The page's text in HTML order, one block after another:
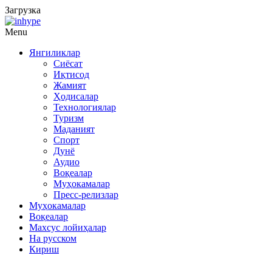
Загрузка
Menu
Янгиликлар
Сиёсат
Иқтисод
Жамият
Ҳодисалар
Технологиялар
Туризм
Маданият
Спорт
Дунё
Аудио
Воқеалар
Муҳокамалар
Пресс-релизлар
Муҳокамалар
Воқеалар
Махсус лойиҳалар
На русском
Кириш